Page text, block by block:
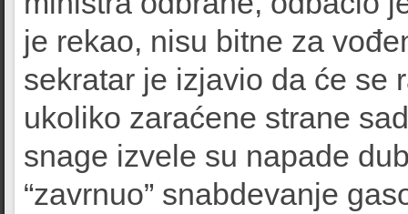
je rekao, nisu bitne za
sekratar je izjavio da će se
ukoliko zaraćene strane
snage izvele su napade
“zavrnuo” snabdevanje